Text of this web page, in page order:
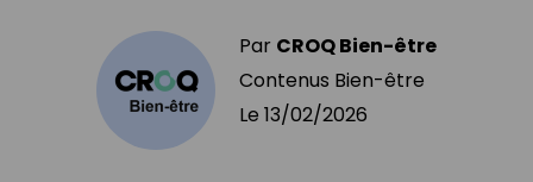
Par CROQ Bien-être
Contenus Bien-être
Le 13/02/2026